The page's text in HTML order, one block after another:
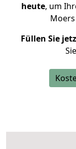
heute, um
Füllen Sie